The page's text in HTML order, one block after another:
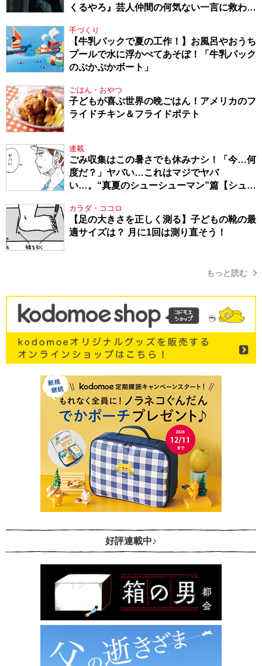
くるやろ』芸人仲間の何気ない一言に救われ
手づくり
【牛乳パックで夏の工作！】お風呂やおうち
プールで水に浮かべてあそぼ！「牛乳パック
のぷかぷかボート」
ごはん・おやつ
子どもが喜ぶ世界の晩ごはん！アメリカのフ
ライドチキン＆フライドポテト
連載
ごみ収集はこの暑さでも休みナシ！「今…何
度だ？」ヤバい…これはマジでヤバ
い…。“真夏のシューシューマン”篇【シュー
カラダ・ココロ
【足の大きさを正しく測る】子どもの靴の最
適サイズは？ 月に1回は測り直そう！
もっと読む
好評連載中♪